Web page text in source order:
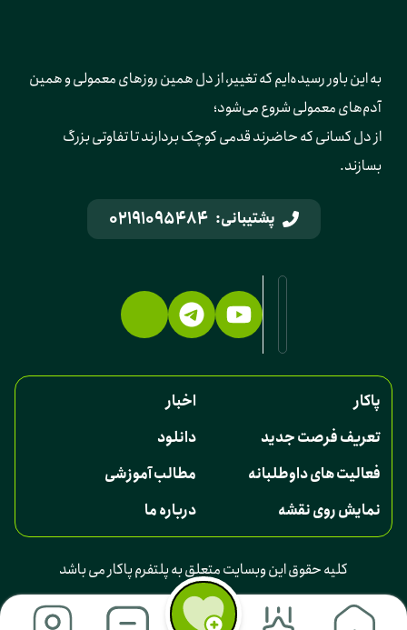
به این باور رسیده‌ایم که تغییر، از دل همین روزهای معمولی و همین
آدم‌های معمولی شروع می‌شود؛
از دل کسانی که حاضرند قدمی کوچک بردارند تا تفاوتی بزرگ
بسازند.
پشتیبانی: 02191095484
پاکار
اخبار
تعریف فرصت جدید
دانلود
فعالیت های داوطلبانه
مطالب آموزشی
نمایش روی نقشه
درباره ما
کلیه حقوق این وبسایت متعلق به پلتفرم پاکار می باشد